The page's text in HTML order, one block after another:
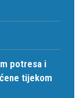
potresa i
tijekom